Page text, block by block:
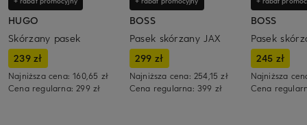
HUGO
Skórzany pasek
239 zł
Najniższa cena:160,65 zł
Cena regularna:299 zł
BOSS
Pasek skórzany JAX
299 zł
Najniższa cena: 254,15 zł
Cena regularna: 399 zł
BOSS
Pasek
245 zł
Najniższa
Cena